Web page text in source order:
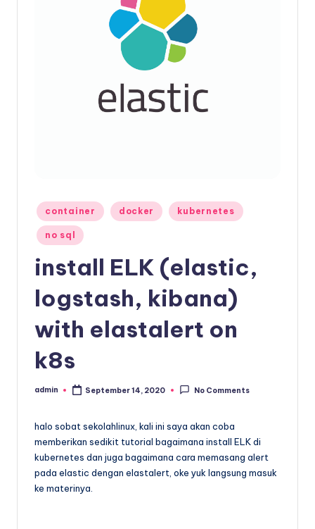
Posted
in
container docker kubernetes
no sql
install ELK (elastic,
logstash, kibana)
with elastalert on
k8s
Posted
admin September 14, 2020 No Comments
halo sobat sekolahlinux, kali ini saya akan coba
memberikan sedikit tutorial bagaimana install ELK di
kubernetes dan juga bagaimana cara memasang alert
pada elastic dengan elastalert, oke yuk langsung masuk
ke materinya.